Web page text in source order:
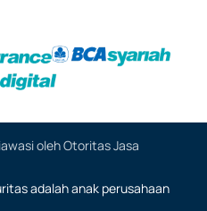
oleh Otoritas Jasa
adalah anak perusahaan